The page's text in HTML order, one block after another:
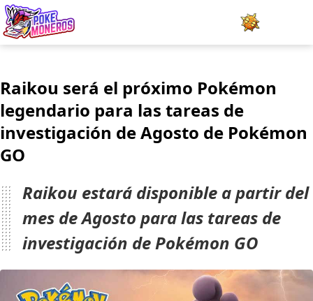
Minijuegos
Pokédex
Team Builder
Tabla de Tipos
Naturalezas
Noticias
Raikou será el próximo Pokémon
legendario para las tareas de
investigación de Agosto de Pokémon
GO
Raikou estará disponible a partir del
mes de Agosto para las tareas de
investigación de Pokémon GO